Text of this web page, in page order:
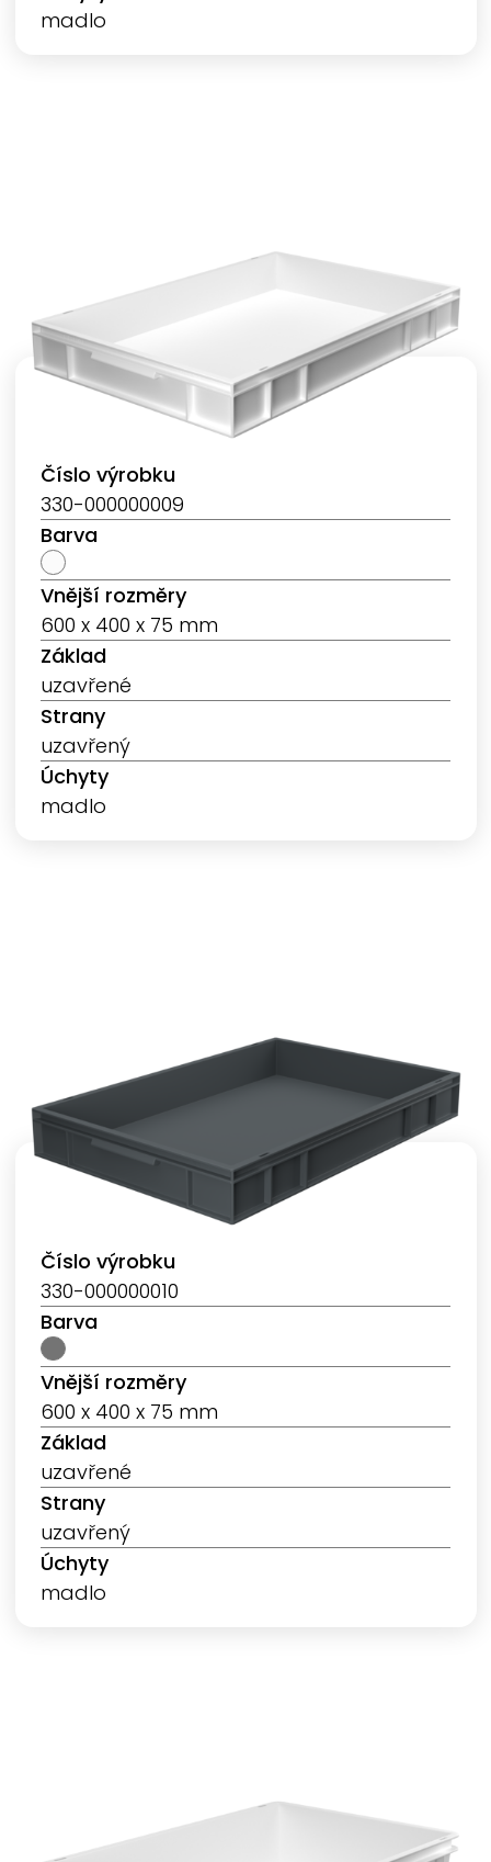
madlo
Číslo výrobku
330-000000009
Barva
Vnější rozměry
600 x 400 x 75 mm
Základ
uzavřené
Strany
uzavřený
Úchyty
madlo
Číslo výrobku
330-000000010
Barva
Vnější rozměry
600 x 400 x 75 mm
Základ
uzavřené
Strany
uzavřený
Úchyty
madlo